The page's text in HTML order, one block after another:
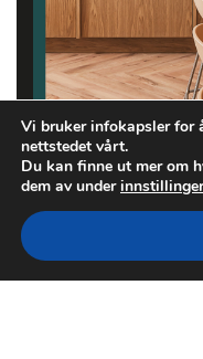
Vi bruker infokapsler for
nettstedet vårt.
Du kan finne ut mer om
dem av underinnstillinger